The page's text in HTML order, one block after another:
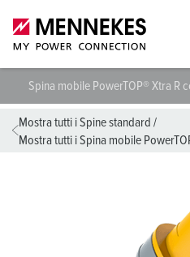
Spina mobile PowerTOP® Xtra R
Mostra tutti i Spine standard /
Mostra tutti i Spina mobile